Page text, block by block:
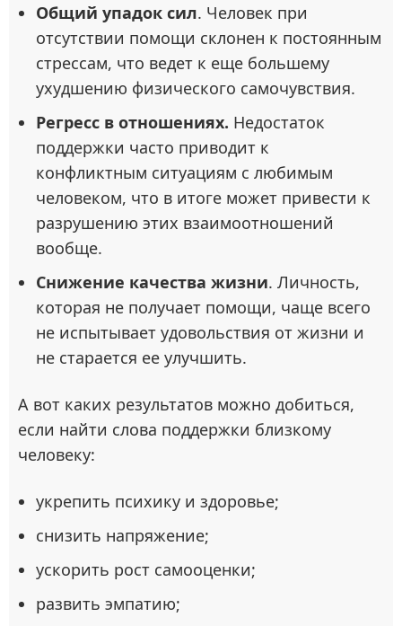
Общий упадок сил. Человек при
отсутствии помощи склонен к постоянным
стрессам, что ведет к еще большему
ухудшению физического самочувствия.
Регресс в отношениях. Недостаток
поддержки часто приводит к
конфликтным ситуациям с любимым
человеком, что в итоге может привести к
разрушению этих взаимоотношений
вообще.
Снижение качества жизни. Личность,
которая не получает помощи, чаще всего
не испытывает удовольствия от жизни и
не старается ее улучшить.
А вот каких результатов можно добиться,
если найти слова поддержки близкому
человеку:
укрепить психику и здоровье;
снизить напряжение;
ускорить рост самооценки;
развить эмпатию;